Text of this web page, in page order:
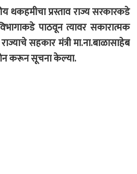
थकहमीचा प्रस्ताव राज्य सरकारकडे
पाठवून त्यावर सकारात्मक
सहकार मंत्री मा.ना.बाळासाहेब
करून सूचना केल्या.